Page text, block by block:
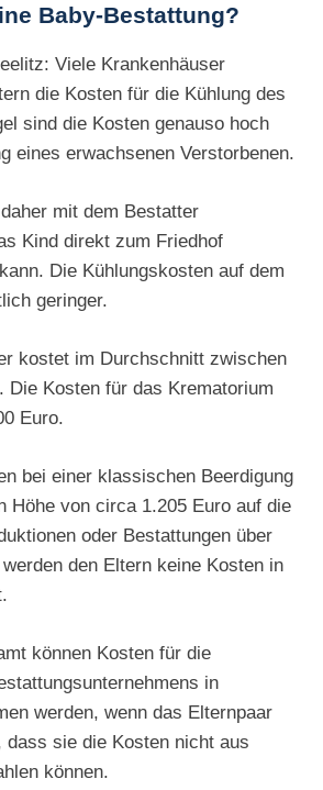
Baby-Bestattung?
Viele Krankenhäuser
die Kosten für die Kühlung des
sind die Kosten genauso hoch
eines erwachsenen Verstorbenen.
mit dem Bestatter
Kind direkt zum Friedhof
Die Kühlungskosten auf dem
geringer.
kostet im Durchschnitt zwischen
Die Kosten für das Krematorium
Euro.
bei einer klassischen Beerdigung
Höhe von circa 1.205 Euro auf die
oder Bestattungen über
den Eltern keine Kosten in
können Kosten für die
in
werden, wenn das Elternpaar
dass sie die Kosten nicht aus
können.